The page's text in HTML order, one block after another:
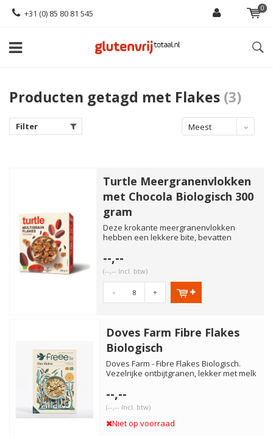
+31 (0) 85 80 81 545 0
Producten getagd met Flakes (3)
Filter
Meest
Turtle Meergranenvlokken
met Chocola Biologisch 300
gram
Deze krokante meergranenvlokken
hebben een lekkere bite, bevatten
--,--
(--,-- Incl. btw)
- +
Doves Farm Fibre Flakes
Biologisch
Doves Farm - Fibre Flakes Biologisch.
Vezelrijke ontbijtgranen, lekker met melk
--,--
(--,-- Incl. btw)
Niet op voorraad